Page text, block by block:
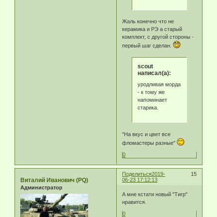
Жаль конечно что не
керамика и РЭ а старый
комплект, с другой стороны -
первый шаг сделан.
scout
написал(а):
уродливая морда
- к тому же
напоминает
старика.
"На вкус и цвет все
фломастеры разные"
0
Поделиться 15
2019-
06-23 17:12:13
Виталий Иванович (PQ)
Администратор
А мне кстати новый "Тигр"
нравится.
0